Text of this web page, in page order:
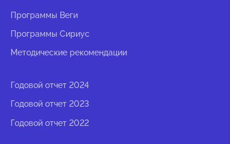
Программы Веги
Программы Сириус
Методические рекомендации
Годовой отчет 2024
Годовой отчет 2023
Годовой отчет 2022